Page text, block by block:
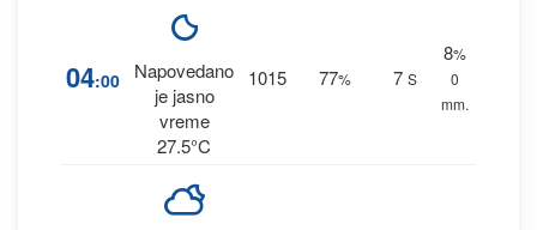
04:00
Napovedano
je jasno
vreme
27.5°C
1015 77% 7 S
8%
0
mm.